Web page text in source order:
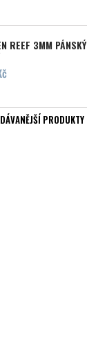
REEF 3MM PÁNSKÝ
PRODUKTY